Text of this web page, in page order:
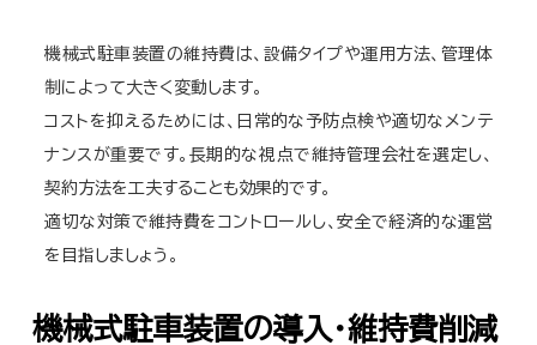
機械式駐車装置の維持費は、設備タイプや運用方法、管理体
制によって大きく変動します。
コストを抑えるためには、日常的な予防点検や適切なメンテ
ナンスが重要です。長期的な視点で維持管理会社を選定し、
契約方法を工夫することも効果的です。
適切な対策で維持費をコントロールし、安全で経済的な運営
を目指しましょう。
機械式駐車装置の導入・維持費削減